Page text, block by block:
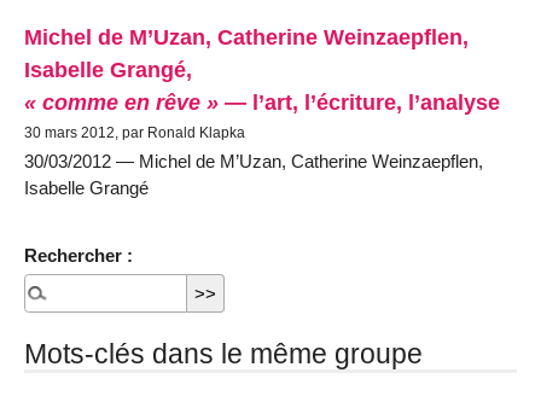
Michel de M’Uzan, Catherine Weinzaepflen,
Isabelle Grangé,
« comme en rêve » — l’art, l’écriture, l’analyse
30 mars 2012, par Ronald Klapka
30/03/2012 — Michel de M’Uzan, Catherine Weinzaepflen,
Isabelle Grangé
Rechercher :
Mots-clés dans le même groupe